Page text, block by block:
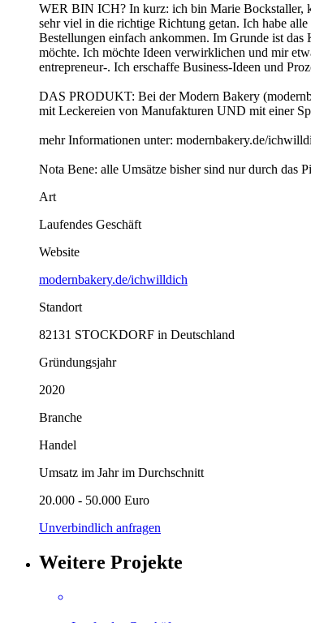
WER BIN ICH? In kurz: ich bin Marie Bockstaller,
sehr viel in die richtige Richtung getan. Ich habe
Bestellungen einfach ankommen. Im Grunde ist das
möchte. Ich möchte Ideen verwirklichen und mir
entrepreneur-. Ich erschaffe Business-Ideen und
DAS PRODUKT: Bei der Modern Bakery
mit Leckereien von Manufakturen UND mit einer
mehr Informationen unter: modernbakery.de/
Nota Bene: alle Umsätze bisher sind nur durch das
Art
Laufendes Geschäft
Website
modernbakery.de/ichwilldich
Standort
82131 STOCKDORF in Deutschland
Gründungsjahr
2020
Branche
Handel
Umsatz im Jahr im Durchschnitt
20.000 - 50.000 Euro
Unverbindlich anfragen
Weitere Projekte